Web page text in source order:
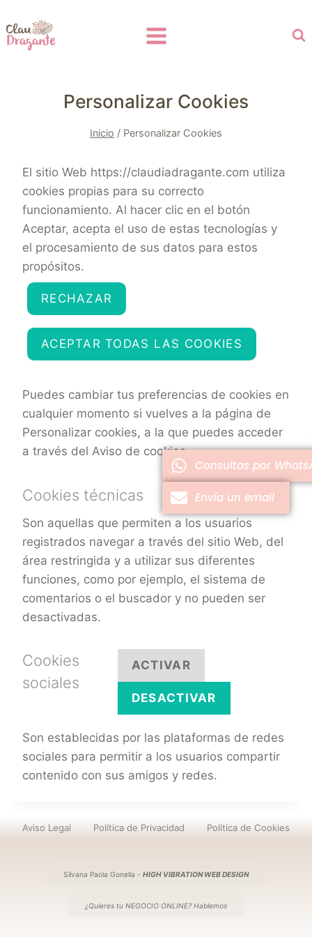
Personalizar Cookies
Inicio / Personalizar Cookies
El sitio Web https://claudiadragante.com utiliza
cookies propias para su correcto
funcionamiento. Al hacer clic en el botón
Aceptar, acepta el uso de estas tecnologías y
el procesamiento de sus datos para estos
propósitos.
RECHAZAR
ACEPTAR TODAS LAS COOKIES
Puedes cambiar tus preferencias de cookies en
cualquier momento si vuelves a la página de
Personalizar cookies, a la que puedes acceder
a través del Aviso de cookies.
Cookies técnicas
Son aquellas que permiten a los usuarios
registrados navegar a través del sitio Web, del
área restringida y a utilizar sus diferentes
funciones, como por ejemplo, el sistema de
comentarios o el buscador y no pueden ser
desactivadas.
Cookies
sociales
ACTIVAR
DESACTIVAR
Son establecidas por las plataformas de redes
sociales para permitir a los usuarios compartir
contenido con sus amigos y redes.
Aviso Legal Política de Privacidad Política de Cookies
Silvana Paola Gonella - HIGH VIBRATION WEB DESIGN
¿Quieres tu NEGOCIO ONLINE? Hablemos
Consultas por
Envia un email